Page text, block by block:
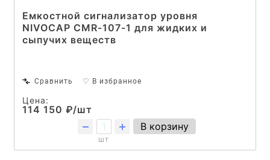
Емкостной сигнализатор уровня
NIVOCAP CMR-107-1 для жидких и
сыпучих веществ
Сравнить ♡ В избранное
Цена:
114 150 ₽/шт
шт
В корзину